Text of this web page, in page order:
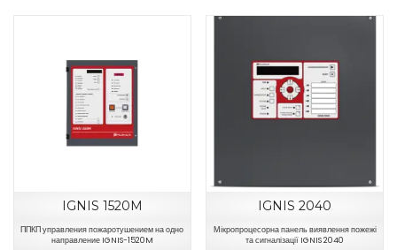
IGNIS 1520M
ППКП управления пожаротушением на одно
направление IGNIS-1520M
IGNIS 2040
Мікропроцесорна панель виявлення пожежі
та сигналізації IGNIS 2040